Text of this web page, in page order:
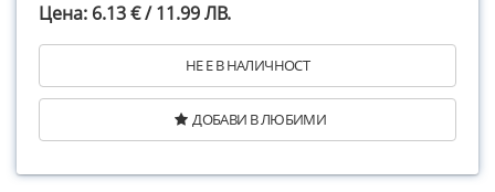
Цена: 6.13 € / 11.99 ЛВ.
НЕ Е В НАЛИЧНОСТ
ДОБАВИ В ЛЮБИМИ